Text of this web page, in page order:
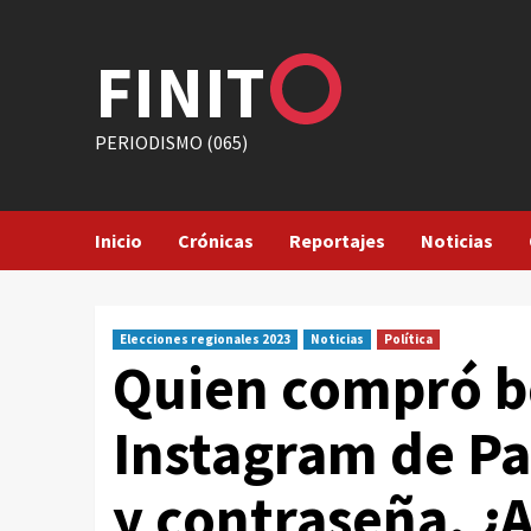
FINIT
PERIODISMO (065)
Inicio Crónicas Reportajes Noticias
Elecciones regionales 2023 Noticias Política
Quien compró
Instagram de